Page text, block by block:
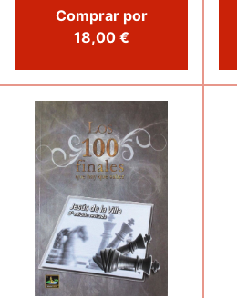
Comprar por
18,00 €